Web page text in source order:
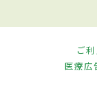
ご
医療広